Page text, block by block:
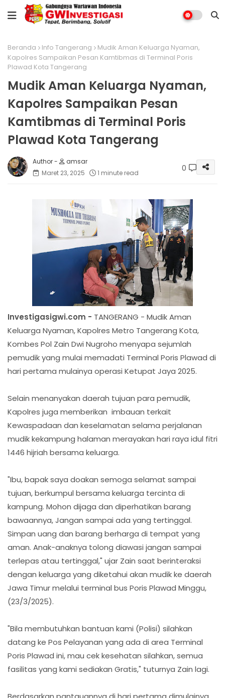
Beranda Info Tangerang
Mudik Aman Keluarga Nyaman,
Kapolres Sampaikan Pesan Kamtibmas di Terminal Poris
Plawad Kota Tangerang
Mudik Aman Keluarga Nyaman,
Kapolres Sampaikan Pesan
Kamtibmas di Terminal Poris
Plawad Kota Tangerang
amsar
Maret 23, 2025
1 minute read 0
Investigasigwi.com - TANGERANG - Mudik Aman
Keluarga Nyaman, Kapolres Metro Tangerang Kota,
Kombes Pol Zain Dwi Nugroho menyapa sejumlah
pemudik yang mulai memadati Terminal Poris Plawad di
hari pertama mulainya operasi Ketupat Jaya 2025.
Selain menanyakan daerah tujuan para pemudik,
Kapolres juga memberikan imbauan terkait
Kewaspadaan dan keselamatan selama perjalanan
mudik kekampung halaman merayakan hari raya idul fitri
1446 hijriah bersama keluarga.
"Ibu, bapak saya doakan semoga selamat sampai
tujuan, berkumpul bersama keluarga tercinta di
kampung. Mohon dijaga dan diperhatikan barang
bawaannya, Jangan sampai ada yang tertinggal.
Simpan uang dan barang berharga di tempat yang
aman. Anak-anaknya tolong diawasi jangan sampai
terlepas atau tertinggal," ujar Zain saat berinteraksi
dengan keluarga yang diketahui akan mudik ke daerah
Jawa Timur melalui terminal bus Poris Plawad Minggu,
(23/3/2025).
"Bila membutuhkan bantuan kami (Polisi) silahkan
datang ke Pos Pelayanan yang ada di area Terminal
Poris Plawad ini, mau cek kesehatan silahkan, semua
fasilitas yang kami sediakan Gratis," tuturnya Zain lagi.